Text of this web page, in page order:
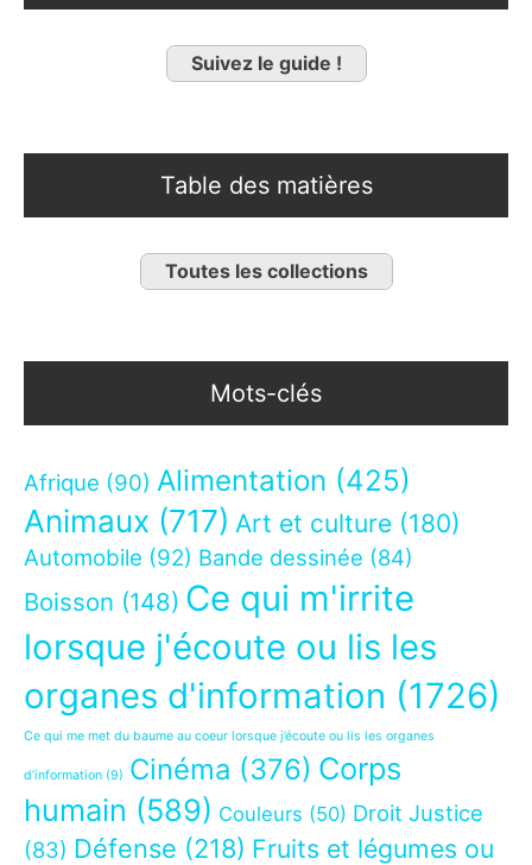
Suivez le guide !
Table des matières
Toutes les collections
Mots-clés
Afrique (90) Alimentation (425)
Animaux (717) Art et culture (180)
Automobile (92) Bande dessinée (84)
Boisson (148) Ce qui m'irrite
lorsque j'écoute ou lis les
organes d'information (1726)
Ce qui me met du baume au coeur lorsque j’écoute ou lis les organes
d’information (9) Cinéma (376) Corps
humain (589) Couleurs (50) Droit Justice
(83) Défense (218) Fruits et légumes ou